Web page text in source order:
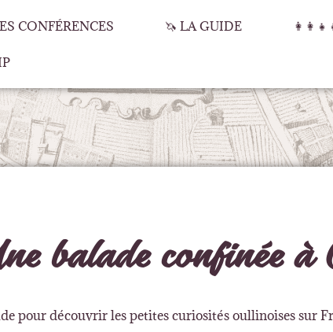
CONFÉRENCES 🦄 LA GUIDE
balade confinée à
pour découvrir les petites curiosités oullinoises sur